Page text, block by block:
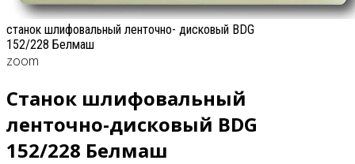
станок шлифовальный ленточно- дисковый BDG
152/228 Белмаш
zoom
Станок шлифовальный
ленточно-дисковый BDG
152/228 Белмаш